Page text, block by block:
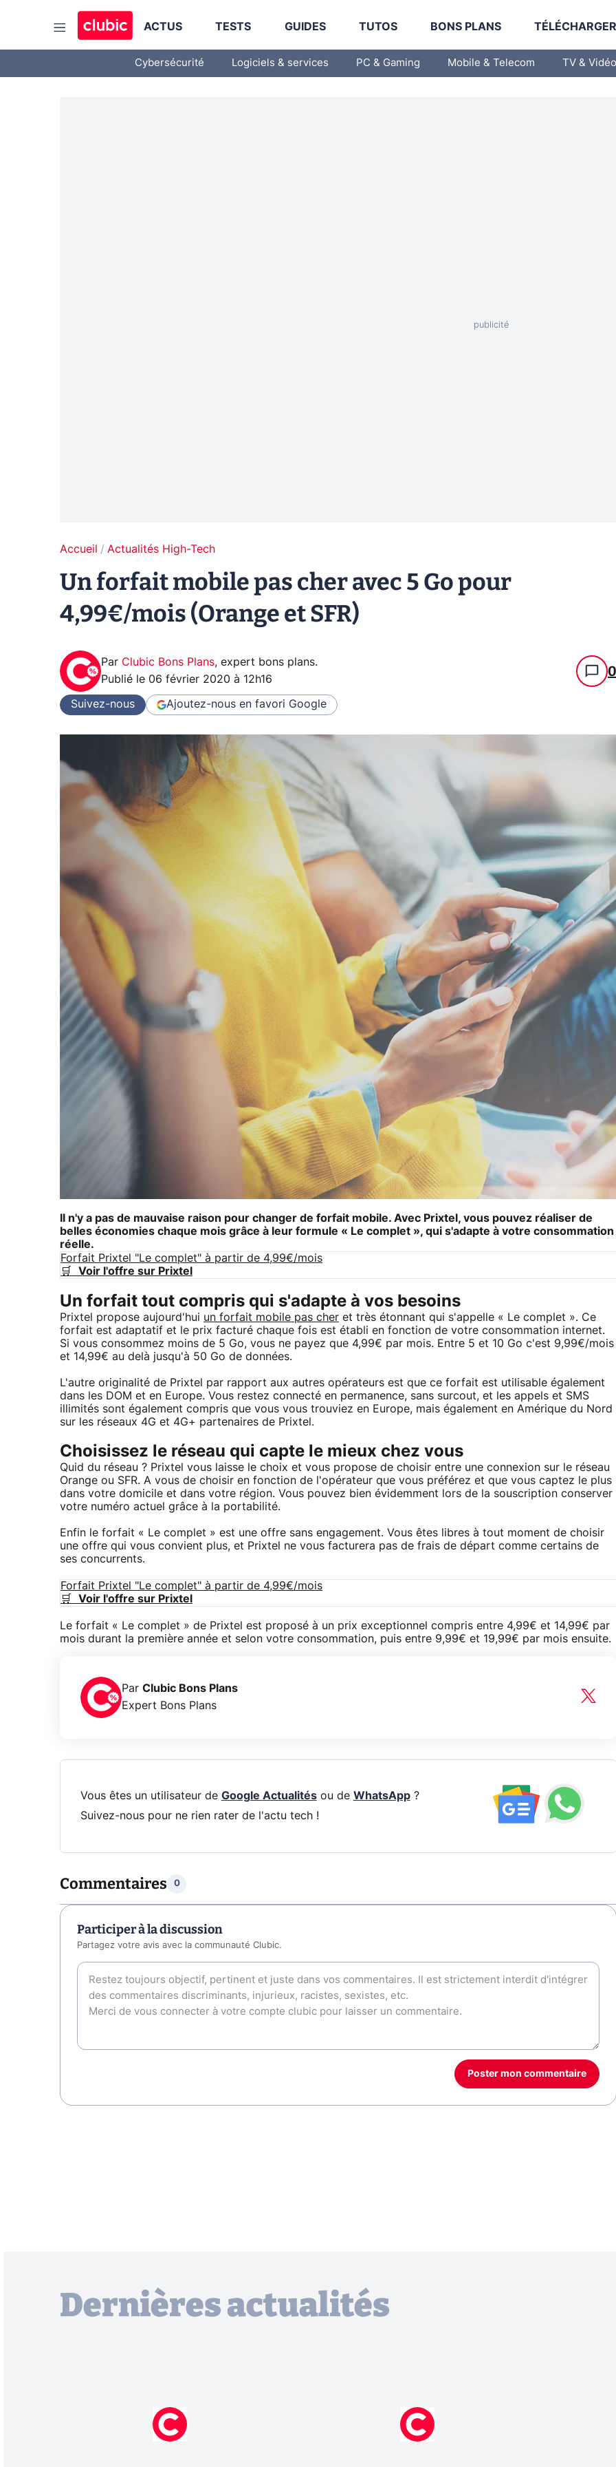
ACTUS TESTS GUIDES TUTOS BONS PLANS
Cybersécurité Logiciels & services PC & Gaming Mobile & Telecom TV & Vidéo
Accueil Actualités High-Tech
Un forfait mobile pas cher avec 5 Go pour
4,99€/mois (Orange et SFR)
Par Clubic Bons Plans, expert bons plans.
Publié le 06 février 2020 à 12h16 0
Suivez-nous Ajoutez-nous en favori Google
Il n'y a pas de mauvaise raison pour changer de forfait mobile. Avec Prixtel, vous pouvez réaliser de
belles économies chaque mois grâce à leur formule « Le complet », qui s'adapte à votre consommation
réelle.
Forfait Prixtel "Le complet" à partir de 4,99€/mois
🛒 Voir l'offre sur Prixtel
Un forfait tout compris qui s'adapte à vos besoins
Prixtel propose aujourd'hui un forfait mobile pas cher et très étonnant qui s'appelle « Le complet ». Ce
forfait est adaptatif et le prix facturé chaque fois est établi en fonction de votre consommation internet.
Si vous consommez moins de 5 Go, vous ne payez que 4,99€ par mois. Entre 5 et 10 Go c'est 9,99€/mois
et 14,99€ au delà jusqu'à 50 Go de données.
L'autre originalité de Prixtel par rapport aux autres opérateurs est que ce forfait est utilisable également
dans les DOM et en Europe. Vous restez connecté en permanence, sans surcout, et les appels et SMS
illimités sont également compris que vous vous trouviez en Europe, mais également en Amérique du Nord
sur les réseaux 4G et 4G+ partenaires de Prixtel.
Choisissez le réseau qui capte le mieux chez vous
Quid du réseau ? Prixtel vous laisse le choix et vous propose de choisir entre une connexion sur le réseau
Orange ou SFR. A vous de choisir en fonction de l'opérateur que vous préférez et que vous captez le plus
dans votre domicile et dans votre région. Vous pouvez bien évidemment lors de la souscription conserver
votre numéro actuel grâce à la portabilité.
Enfin le forfait « Le complet » est une offre sans engagement. Vous êtes libres à tout moment de choisir
une offre qui vous convient plus, et Prixtel ne vous facturera pas de frais de départ comme certains de
ses concurrents.
Forfait Prixtel "Le complet" à partir de 4,99€/mois
🛒 Voir l'offre sur Prixtel
Le forfait « Le complet » de Prixtel est proposé à un prix exceptionnel compris entre 4,99€ et 14,99€ par
mois durant la première année et selon votre consommation, puis entre 9,99€ et 19,99€ par mois ensuite.
Par Clubic Bons Plans
Expert Bons Plans
Vous êtes un utilisateur de Google Actualitésou de WhatsApp?
Suivez-nous pour ne rien rater de l'actu tech !
Commentaires 0
Participer à la discussion
Partagez votre avis avec la communauté Clubic.
Poster mon commentaire
Dernières actualités